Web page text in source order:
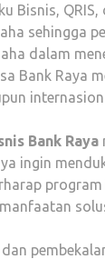
Bisnis,
sehingga
dalam
Bank Raya
Bank Raya
ingin